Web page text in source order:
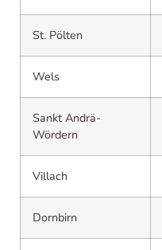
St. Pölten
Wels
Sankt Andrä-
Wördern
Villach
Dornbirn